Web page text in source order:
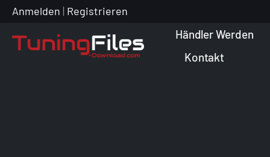
Zum
springen
Anmelden | Registrieren
Händler Werden
Kontakt